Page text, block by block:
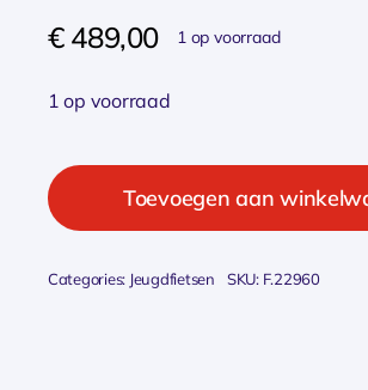
€489,00 1 op voorraad
1 op voorraad
Daily
+
Toevoegen aan
Categories: Jeugdfietsen SKU: F.22960